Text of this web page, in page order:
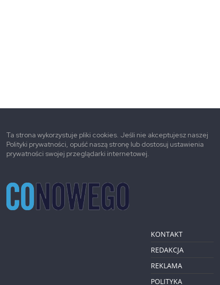
Ta strona wykorzystuje pliki cookies. Jeśli nie akceptujesz naszej
Polityki prywatności, opuść naszą stronę lub dostosuj ustawienia
prywatności swojej przeglądarki internetowej.
KONTAKT
REDAKCJA
REKLAMA
POLITYKA